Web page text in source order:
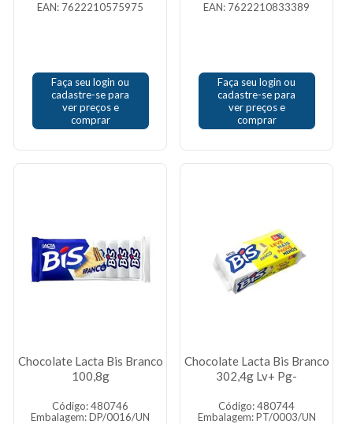
EAN: 7622210575975
Faça seu login ou
cadastre-se para
ver preços e
comprar
EAN: 7622210833389
Faça seu login ou
cadastre-se para
ver preços e
comprar
Chocolate Lacta Bis Branco
100,8g
Código: 480746
Embalagem: DP/0016/UN
Chocolate Lacta Bis Branco
302,4g Lv+ Pg-
Código: 480744
Embalagem: PT/0003/UN